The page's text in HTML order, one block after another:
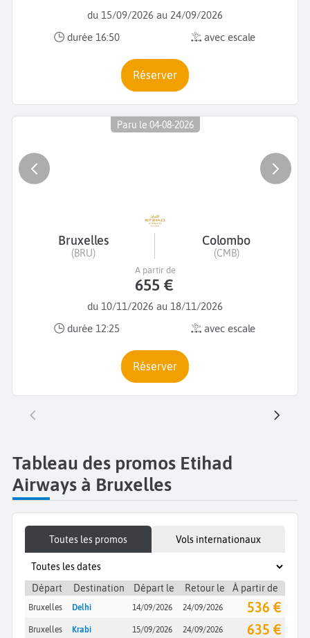
du 15/09/2026 au 24/09/2026
durée 16:50
avec escale
Réserver
Paru le 04-08-2026
Bruxelles
(BRU)
Colombo
(CMB)
du 10/11/2026 au 18/11/2026
durée 12:25
avec escale
A partir de
655 €
Réserver
Tableau des promos Etihad
Airways à Bruxelles
Toutes les promos Vols internationaux
Départ Destination Départ le Retour le À partir de
Bruxelles Delhi 14/09/2026 24/09/2026 536 €
Bruxelles Krabi 15/09/2026 24/09/2026 635 €